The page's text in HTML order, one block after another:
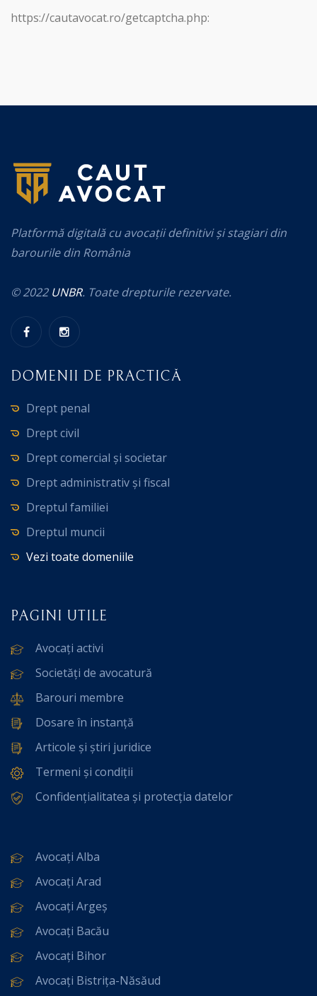
https://cautavocat.ro/getcaptcha.php:
Platformă digitală cu avocații definitivi și stagiari din
barourile din România
© 2022 UNBR. Toate drepturile rezervate.
DOMENII DE PRACTICĂ
Drept penal
Drept civil
Drept comercial și societar
Drept administrativ și fiscal
Dreptul familiei
Dreptul muncii
Vezi toate domeniile
PAGINI UTILE
Avocați activi
Societăți de avocatură
Barouri membre
Dosare în instanță
Articole și știri juridice
Termeni și condiții
Confidențialitatea și protecția datelor
Avocați Alba
Avocați Arad
Avocați Argeș
Avocați Bacău
Avocați Bihor
Avocați Bistrița-Năsăud